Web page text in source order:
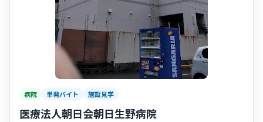
病院 単発バイト 施設見学
医療法人朝日会朝日生野病院